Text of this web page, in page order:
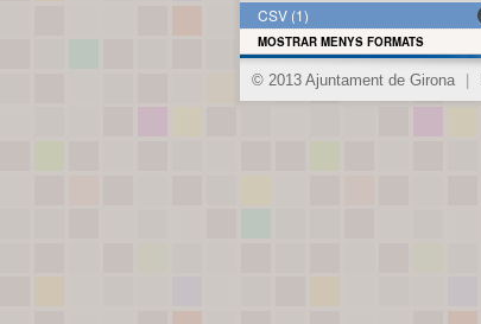
CSV (1)
MOSTRAR MENYS FORMATS
© 2013 Ajuntament de Girona